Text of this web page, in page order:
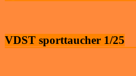
VDST sporttaucher 1/25